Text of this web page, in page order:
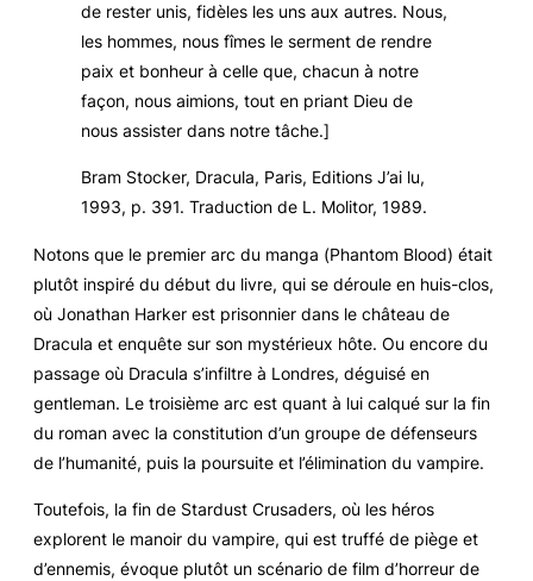
de rester unis, fidèles les uns aux autres. Nous,
les hommes, nous fîmes le serment de rendre
paix et bonheur à celle que, chacun à notre
façon, nous aimions, tout en priant Dieu de
nous assister dans notre tâche.]
Bram Stocker, Dracula, Paris, Editions J’ai lu,
1993, p. 391. Traduction de L. Molitor, 1989.
Notons que le premier arc du manga (Phantom Blood) était
plutôt inspiré du début du livre, qui se déroule en huis-clos,
où Jonathan Harker est prisonnier dans le château de
Dracula et enquête sur son mystérieux hôte. Ou encore du
passage où Dracula s’infiltre à Londres, déguisé en
gentleman. Le troisième arc est quant à lui calqué sur la fin
du roman avec la constitution d’un groupe de défenseurs
de l’humanité, puis la poursuite et l’élimination du vampire.
Toutefois, la fin de Stardust Crusaders, où les héros
explorent le manoir du vampire, qui est truffé de piège et
d’ennemis, évoque plutôt un scénario de film d’horreur de